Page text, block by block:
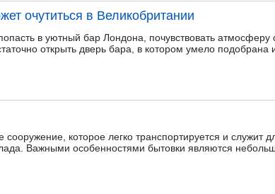
очутиться в Великобритании
в уютный бар Лондона, почувствовать атмосферу
открыть дверь бара, в котором умело подобрана
которое легко транспортируется и служит
Важными особенностями бытовки являются